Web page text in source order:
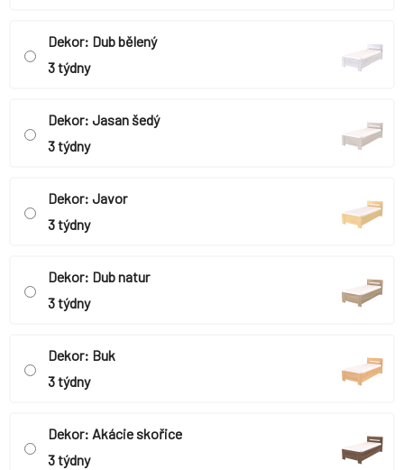
Dekor: Dub bělený
3 týdny
Dekor: Jasan šedý
3 týdny
Dekor: Javor
3 týdny
Dekor: Dub natur
3 týdny
Dekor: Buk
3 týdny
Dekor: Akácie skořice
3 týdny